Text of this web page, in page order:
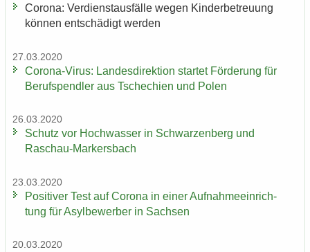
Co­ro­na: Ver­dienst­aus­fäl­le wegen Kin­der­be­treu­ung
kön­nen ent­schä­digt wer­den
27.03.2020
Corona-​Virus: Lan­des­di­rek­ti­on star­tet För­de­rung für
Be­rufs­pend­ler aus Tsche­chi­en und Polen
26.03.2020
Schutz vor Hoch­was­ser in Schwar­zen­berg und
Raschau-​Markersbach
23.03.2020
Po­si­ti­ver Test auf Co­ro­na in einer Auf­nah­me­ein­rich­
tung für Asyl­be­wer­ber in Sach­sen
20.03.2020